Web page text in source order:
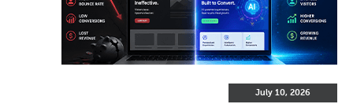
July 10, 2026